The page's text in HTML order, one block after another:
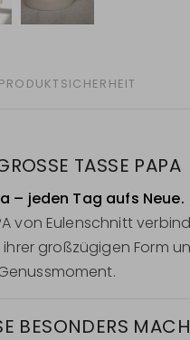
PRODUKTSICHERHEIT
TASSE PAPA
– jeden Tag aufs Neue.
von Eulenschnitt
ihrer großzügigen Form
BESONDERS